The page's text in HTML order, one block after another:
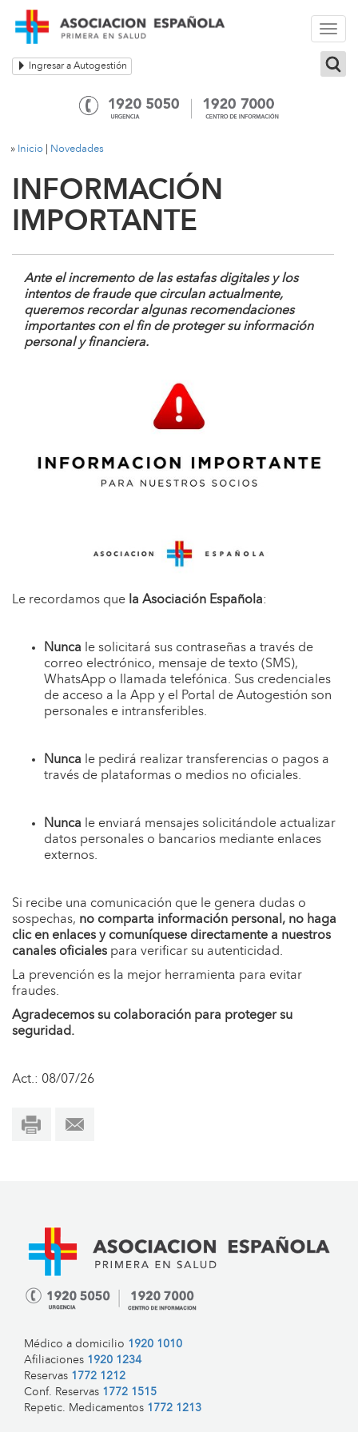
Ingresar a Autogestión
» Inicio Novedades
INFORMACIÓN
IMPORTANTE
Ante el incremento de lasestafas digitalesy los
intentos de fraudeque circulan actualmente,
queremos recordar algunasrecomendaciones
importantescon el fin de protegersuinformación
personal y financiera.
Le recordamos que la Asociación Española:
Nunca le solicitará sus contraseñas a través de
correo electrónico, mensaje de texto (SMS),
WhatsApp o llamada telefónica. Sus credenciales
de acceso a la App y el Portal de Autogestión son
personales e intransferibles.
Nunca le pedirá realizar transferencias o pagos a
través de plataformas o medios no oficiales.
Nunca le enviará mensajes solicitándole actualizar
datos personales o bancarios mediante enlaces
externos.
Si recibe una comunicación que le genera dudas o
sospechas, no comparta información personal, no haga
clic en enlaces y comuníquese directamente a nuestros
canales oficiales para verificar su autenticidad.
La prevención es la mejor herramienta para evitar
fraudes.
Agradecemos su colaboración para proteger su
seguridad.
Act.: 08/07/26
Médico a domicilio 1920 1010
Afiliaciones 1920 1234
Reservas 1772 1212
Conf. Reservas 1772 1515
Repetic. Medicamentos 1772 1213